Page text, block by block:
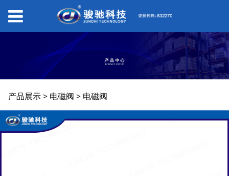
电磁阀
产品展示> 电磁阀 > 电磁阀